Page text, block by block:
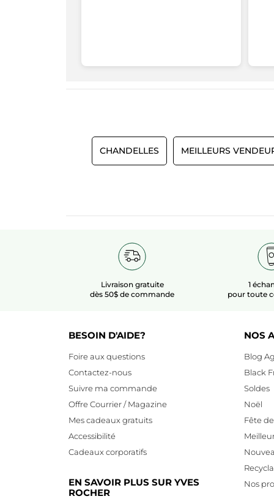
CHANDELLES MEILLEURS
Livraison gratuite
dès 50$ de commande
1
pour toute
BESOIN D'AIDE?
Foire aux questions
Contactez-nous
Suivre ma commande
Offre Courrier / Magazine
Mes cadeaux gratuits
Accessibilité
Cadeaux corporatifs
EN SAVOIR PLUS SUR YVES
ROCHER
NOS
Blog
Black
Soldes
Noël
Fête
Nos